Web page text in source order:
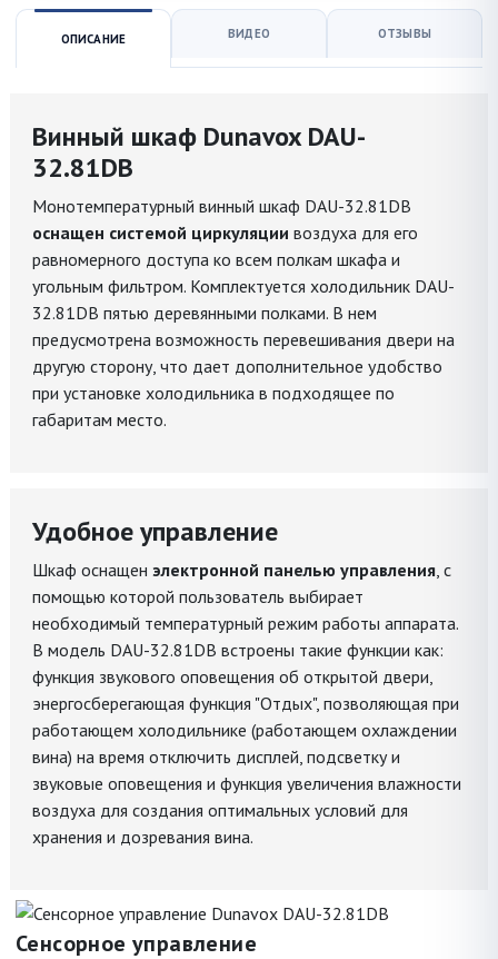
ОПИСАНИЕ ВИДЕО ОТЗЫВЫ
Винный шкаф Dunavox DAU-
32.81DB
Монотемпературный винный шкаф DAU-32.81DB
оснащен системой циркуляции воздуха для его
равномерного доступа ко всем полкам шкафа и
угольным фильтром. Комплектуется холодильник DAU-
32.81DB пятью деревянными полками. В нем
предусмотрена возможность перевешивания двери на
другую сторону, что дает дополнительное удобство
при установке холодильника в подходящее по
габаритам место.
Удобное управление
Шкаф оснащен электронной панелью управления, с
помощью которой пользователь выбирает
необходимый температурный режим работы аппарата.
В модель DAU-32.81DB встроены такие функции как:
функция звукового оповещения об открытой двери,
энергосберегающая функция "Отдых", позволяющая при
работающем холодильнике (работающем охлаждении
вина) на время отключить дисплей, подсветку и
звуковые оповещения и функция увеличения влажности
воздуха для создания оптимальных условий для
хранения и дозревания вина.
Сенсорное управление